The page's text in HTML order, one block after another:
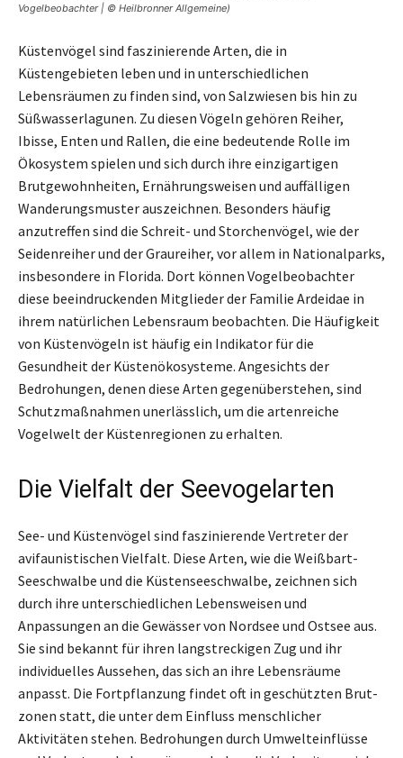
Vogelbeobachter | © Heilbronner Allgemeine)
Küstenvögel sind faszinierende Arten, die in
Küstengebieten leben und in unterschiedlichen
Lebensräumen zu finden sind, von Salzwiesen bis hin zu
Süßwasserlagunen. Zu diesen Vögeln gehören Reiher,
Ibisse, Enten und Rallen, die eine bedeutende Rolle im
Ökosystem spielen und sich durch ihre einzigartigen
Brutgewohnheiten, Ernährungsweisen und auffälligen
Wanderungsmuster auszeichnen. Besonders häufig
anzutreffen sind die Schreit- und Storchenvögel, wie der
Seidenreiher und der Graureiher, vor allem in Nationalparks,
insbesondere in Florida. Dort können Vogelbeobachter
diese beeindruckenden Mitglieder der Familie Ardeidae in
ihrem natürlichen Lebensraum beobachten. Die Häufigkeit
von Küstenvögeln ist häufig ein Indikator für die
Gesundheit der Küstenökosysteme. Angesichts der
Bedrohungen, denen diese Arten gegenüberstehen, sind
Schutzmaßnahmen unerlässlich, um die artenreiche
Vogelwelt der Küstenregionen zu erhalten.
Die Vielfalt der Seevogelarten
See- und Küstenvögel sind faszinierende Vertreter der
avifaunistischen Vielfalt. Diese Arten, wie die Weißbart-
Seeschwalbe und die Küstenseeschwalbe, zeichnen sich
durch ihre unterschiedlichen Lebensweisen und
Anpassungen an die Gewässer von Nordsee und Ostsee aus.
Sie sind bekannt für ihren langstreckigen Zug und ihr
individuelles Aussehen, das sich an ihre Lebensräume
anpasst. Die Fortpflanzung findet oft in geschützten Brut-
zonen statt, die unter dem Einfluss menschlicher
Aktivitäten stehen. Bedrohungen durch Umwelteinflüsse